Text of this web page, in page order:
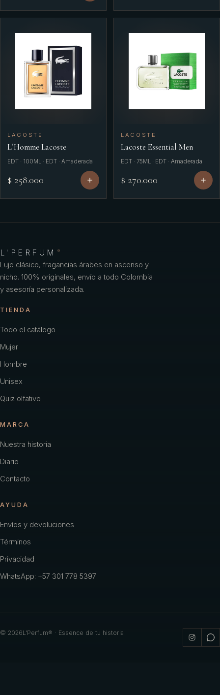
LACOSTE
L´Homme Lacoste
EDT · 100ML · EDT · Amaderada
$ 258.000
LACOSTE
Lacoste Essential Men
EDT · 75ML · EDT · Amaderada
$ 270.000
L'PERFUM ®
Lujo clásico, fragancias árabes en ascenso y
nicho. 100% originales, envío a todo Colombia
y asesoría personalizada.
TIENDA
Todo el catálogo
Mujer
Hombre
Unisex
Quiz olfativo
MARCA
Nuestra historia
Diario
Contacto
AYUDA
Envíos y devoluciones
Términos
Privacidad
WhatsApp: +57 301 778 5397
© 2026L'Perfum® · Essence de tu historia